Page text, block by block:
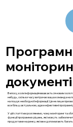
В епоху, коли інформація вважається новим
небудь, скільки часу витрачає ваша команда на
на пошук необхідної інформації. Це не лише
все більш актуальною, адже ефективні
У цій статті ми розглянемо, чому моніторинг та
функції програмних рішень, які можуть
продуктами на ринку, які вже допомагають